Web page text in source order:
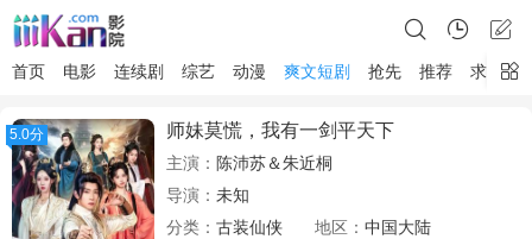
首页 电影 连续剧 综艺 动漫 爽文短剧 抢先 推荐 求片
5.0分 师妹莫慌，我有一剑平天下
主演： 陈沛苏＆朱近桐
导演： 未知
分类： 古装仙侠 地区： 中国大陆